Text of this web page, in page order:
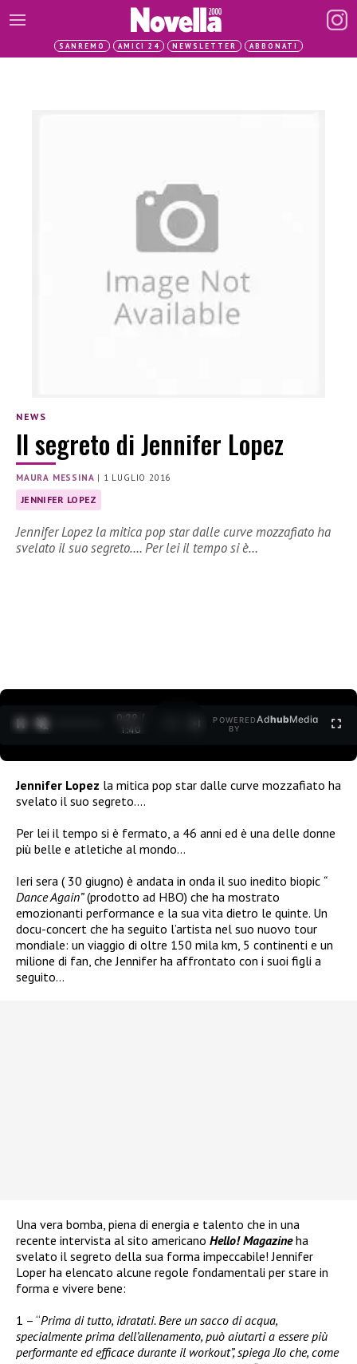
SANREMO AMICI 24 NEWSLETTER ABBONATI
NEWS
Il segreto di Jennifer Lopez
MAURA MESSINA | 1 LUGLIO 2016
JENNIFER LOPEZ
Jennifer Lopez la mitica pop star dalle curve mozzafiato ha
svelato il suo segreto…. Per lei il tempo si è…
0:30 /
1:40
POWERED
BY
AdhubMedia
Jennifer Lopez la mitica pop star dalle curve mozzafiato ha
svelato il suo segreto….
Per lei il tempo si è fermato, a 46 anni ed è una delle donne
più belle e atletiche al mondo…
Ieri sera ( 30 giugno) è andata in onda il suo inedito biopic “
Dance Again”(prodotto ad HBO) che ha mostrato
emozionanti performance e la sua vita dietro le quinte. Un
docu-concert che ha seguito l’artista nel suo nuovo tour
mondiale: un viaggio di oltre 150 mila km, 5 continenti e un
milione di fan, che Jennifer ha affrontato con i suoi figli a
seguito…
Una vera bomba, piena di energia e talento che in una
recente intervista al sito americano Hello! Magazine ha
svelato il segreto della sua forma impeccabile! Jennifer
Loper ha elencato alcune regole fondamentali per stare in
forma e vivere bene:
1 – “Prima di tutto, idratati. Bere un sacco di acqua,
specialmente prima dell’allenamento, può aiutarti a essere più
performante ed efficace durante il workout”, spiega Jlo che, come